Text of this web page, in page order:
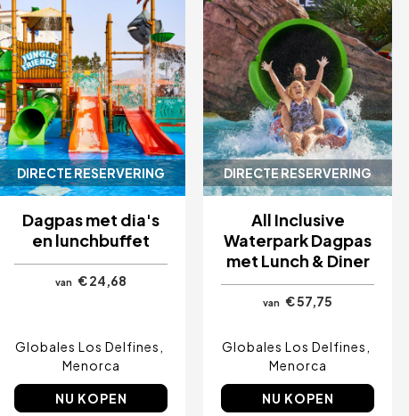
DIRECTE RESERVERING
Dagpas met dia's
en lunchbuffet
van € 24,68
Globales Los Delfines
Menorca
NU KOPEN
DIRECTE RESERVERING
All Inclusive
Waterpark Dagpas
met Lunch & Diner
van € 57,75
Globales Los Delfines
Menorca
NU KOPEN